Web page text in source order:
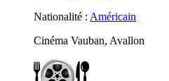
Nationalité : Américain
Cinéma Vauban, Avallon